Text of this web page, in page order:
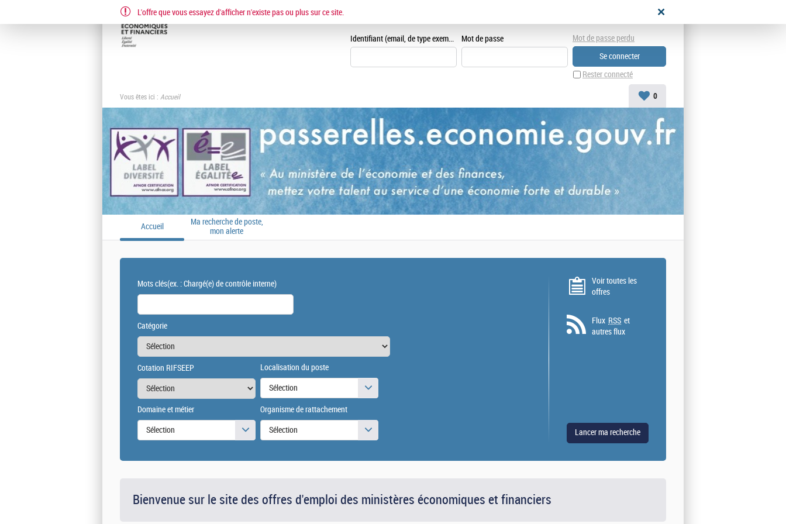
Identifiant (email, de type exemple@exemple.fr) Mot de passe
Rester connecté
Mot de passe perdu
Vous êtes ici : Accueil 0
Accueil
Ma recherche de poste,
mon alerte
Mots clés(ex. : Chargé(e) de contrôle interne)
Catégorie
Cotation RIFSEEP Localisation du poste
Sélection
Domaine et métier
Sélection
Organisme de rattachement
Sélection
Voir toutes les
offres
Flux RSS et
autres flux
L'offre que vous essayez d'afficher n'existe pas ou plus sur ce site.
Bienvenue sur le site des offres d'emploi des ministères économiques et financiers